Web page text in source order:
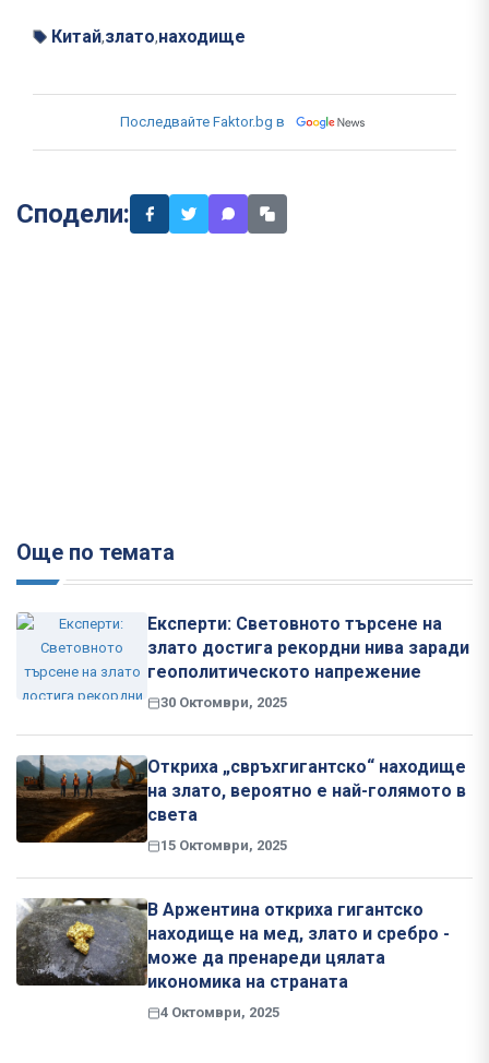
Китай,злато,находище
Последвайте Faktor.bg в
Сподели:
Още по темата
Експерти: Световното търсене на
злато достига рекордни нива заради
геополитическото напрежение
30 Октомври, 2025
Откриха „свръхгигантско“ находище
на злато, вероятно е най-голямото в
света
15 Октомври, 2025
В Аржентина откриха гигантско
находище на мед, злато и сребро -
може да пренареди цялата
икономика на страната
4 Октомври, 2025